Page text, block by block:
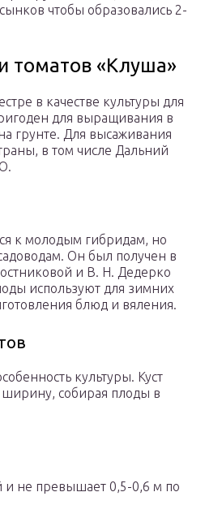
чтобы образовались 2-
томатов «Клуша»
в качестве культуры для
для выращивания в
грунте. Для высаживания
в том числе Дальний
к молодым гибридам, но
Он был получен в
и В. Н. Дедерко
используют для зимних
блюд и вяления.
культуры. Куст
ширину, собирая плоды в
и не превышает 0,5-0,6 м по